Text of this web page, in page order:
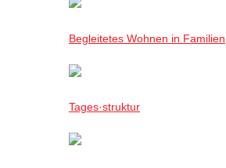
Begleitetes Wohnen in Familien
Tages·struktur